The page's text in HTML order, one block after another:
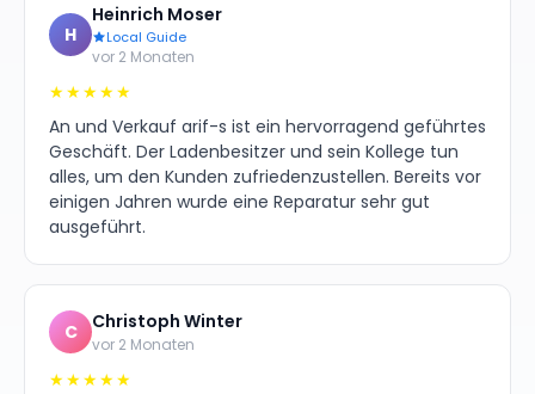
H
Heinrich Moser
Local Guide
vor 2 Monaten
★★★★★
An und Verkauf arif-s ist ein hervorragend geführtes
Geschäft. Der Ladenbesitzer und sein Kollege tun
alles, um den Kunden zufriedenzustellen. Bereits vor
einigen Jahren wurde eine Reparatur sehr gut
ausgeführt.
C Christoph Winter
vor 2 Monaten
★★★★★